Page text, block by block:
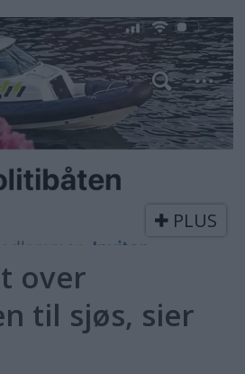
PLUS
over
til sjøs, sier